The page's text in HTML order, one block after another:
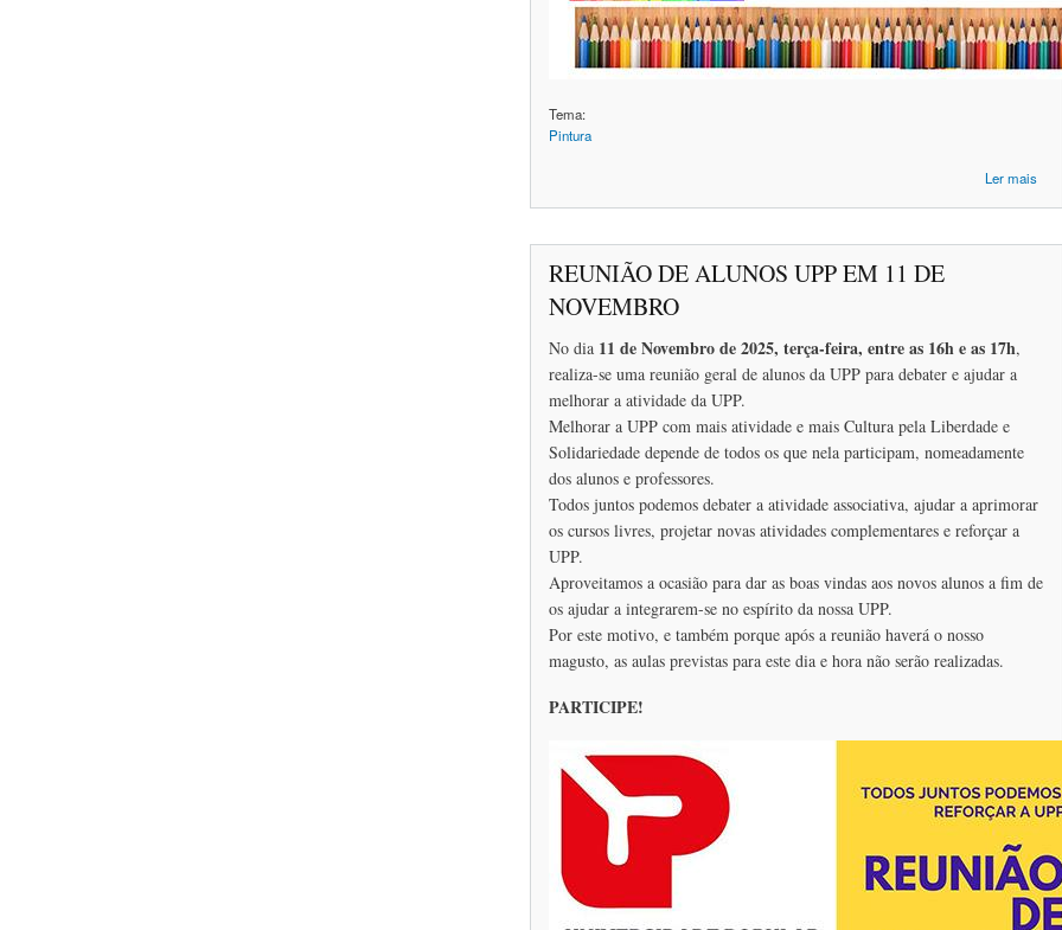
Tema:
Pintura
Ler mais
REUNIÃO DE ALUNOS UPP EM 11 DE
NOVEMBRO
No dia 11 de Novembro de 2025, terça-feira, entre as 16h e as 17h,
realiza-se uma reunião geral de alunos da UPP para debater e ajudar a
melhorar a atividade da UPP.
Melhorar a UPP com mais atividade e mais Cultura pela Liberdade e
Solidariedade depende de todos os que nela participam, nomeadamente
dos alunos e professores.
Todos juntos podemos debater a atividade associativa, ajudar a aprimorar
os cursos livres, projetar novas atividades complementares e reforçar a
UPP.
Aproveitamos a ocasião para dar as boas vindas aos novos alunos a fim de
os ajudar a integrarem-se no espírito da nossa UPP.
Por este motivo, e também porque após a reunião haverá o nosso
magusto, as aulas previstas para este dia e hora não serão realizadas.
PARTICIPE!